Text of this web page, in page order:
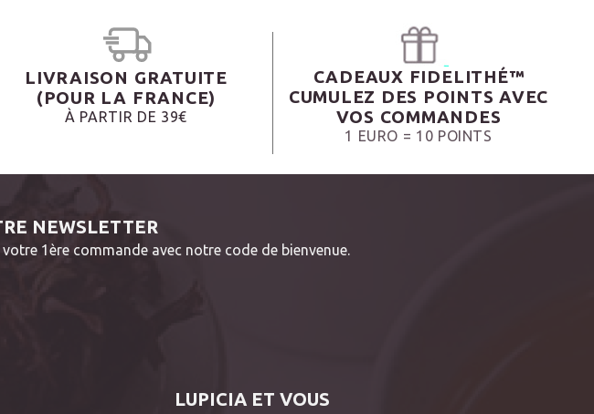
LIVRAISON GRATUITE
(POUR LA FRANCE)
À PARTIR DE 39€
CADEAUX FIDELITHÉ™
CUMULEZ DES POINTS AVEC
VOS COMMANDES
1 EURO = 10 POINTS
NEWSLETTER
1ère commande avec notre code de bienvenue.
LUPICIA ET VOUS